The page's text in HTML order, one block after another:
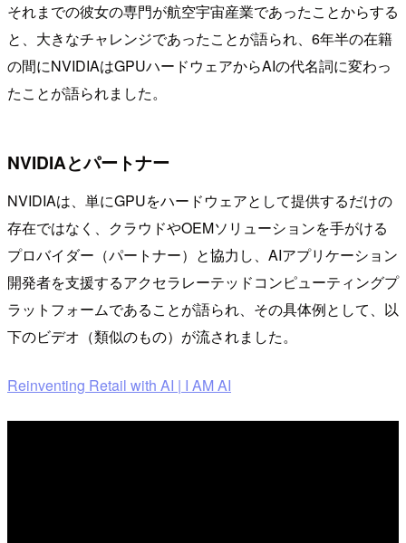
それまでの彼女の専門が航空宇宙産業であったことからする
と、大きなチャレンジであったことが語られ、6年半の在籍
の間にNVIDIAはGPUハードウェアからAIの代名詞に変わっ
たことが語られました。
NVIDIAとパートナー
NVIDIAは、単にGPUをハードウェアとして提供するだけの
存在ではなく、クラウドやOEMソリューションを手がける
プロバイダー（パートナー）と協力し、AIアプリケーション
開発者を支援するアクセラレーテッドコンピューティングプ
ラットフォームであることが語られ、その具体例として、以
下のビデオ（類似のもの）が流されました。
Reinventing Retail with AI | I AM AI